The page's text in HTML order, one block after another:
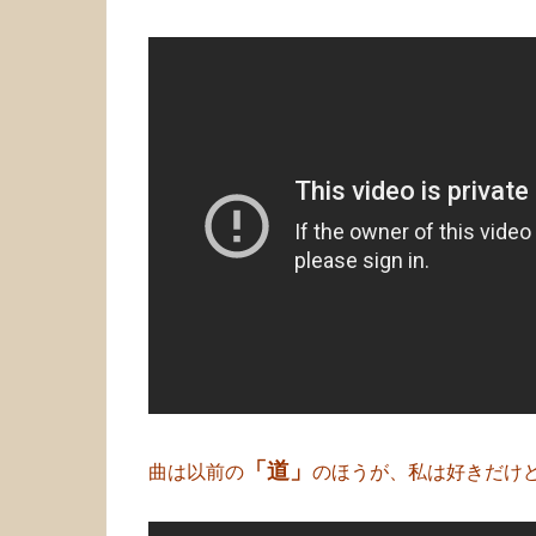
曲は以前の 「道」 のほうが、私は好きだけ